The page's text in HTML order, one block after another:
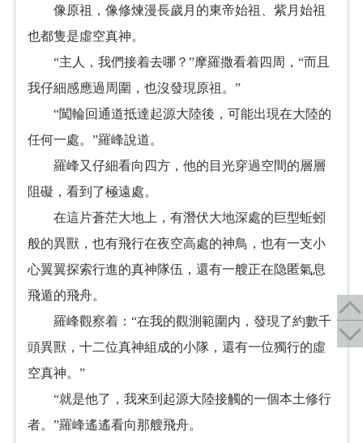
像原祖，像修煉漫長歲月的東帝始祖、紫月始祖
也都隻是虛空真神。
“主人，我們接着去哪？”摩羅撒看着四周，“而且
我仔細感應過周圍，也沒發現原祖。”
“闖輪回通道抵達起源大陸後，可能出現在大陸的
任何一處。”羅峰說道。
羅峰又仔細看向四方，他的目光穿過空間的層層
阻礙，看到了極遠處。
在這片蒼茫大地上，有潛伏大地深處的巨型蚯蚓
般的異獸，也有飛行在夜空高處的神鳥，也有一支小
心翼翼探索行進的真神隊伍，還有一艘正在隐匿氣息
飛遁的飛舟。
羅峰觀察着：“在我的觀測範圍内，發現了約數千
頭異獸，十二位真神組成的小隊，還有一位獨行的虛
空真神。”
“就是他了，我來到起源大陸接觸的一個本土修行
者。”羅峰遙遙看向那艘飛舟。